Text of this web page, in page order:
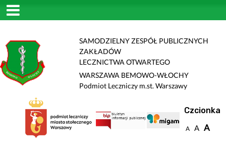
SAMODZIELNY ZESPÓŁ PUBLICZNYCH
ZAKŁADÓW
LECZNICTWA OTWARTEGO
WARSZAWA BEMOWO-WŁOCHY
Podmiot Leczniczy m.st. Warszawy
Czcionka
A A A